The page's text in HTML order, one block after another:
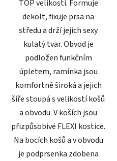
TOP velikosti. Formuje
dekolt, fixuje prsa na
středu a drží jejich sexy
kulatý tvar. Obvod je
podložen funkčním
úpletem, ramínka jsou
komfortně široká a jejich
šíře stoupá s velikostí košů
a obvodu. V koších jsou
přizpůsobivé FLEXI kostice.
Na bocích košů a v obvodu
je podprsenka zdobena